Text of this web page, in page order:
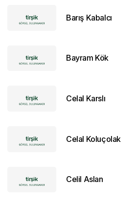
Barış Kabalcı
Bayram Kök
Celal Karslı
Celal Koluçolak
Celil Aslan